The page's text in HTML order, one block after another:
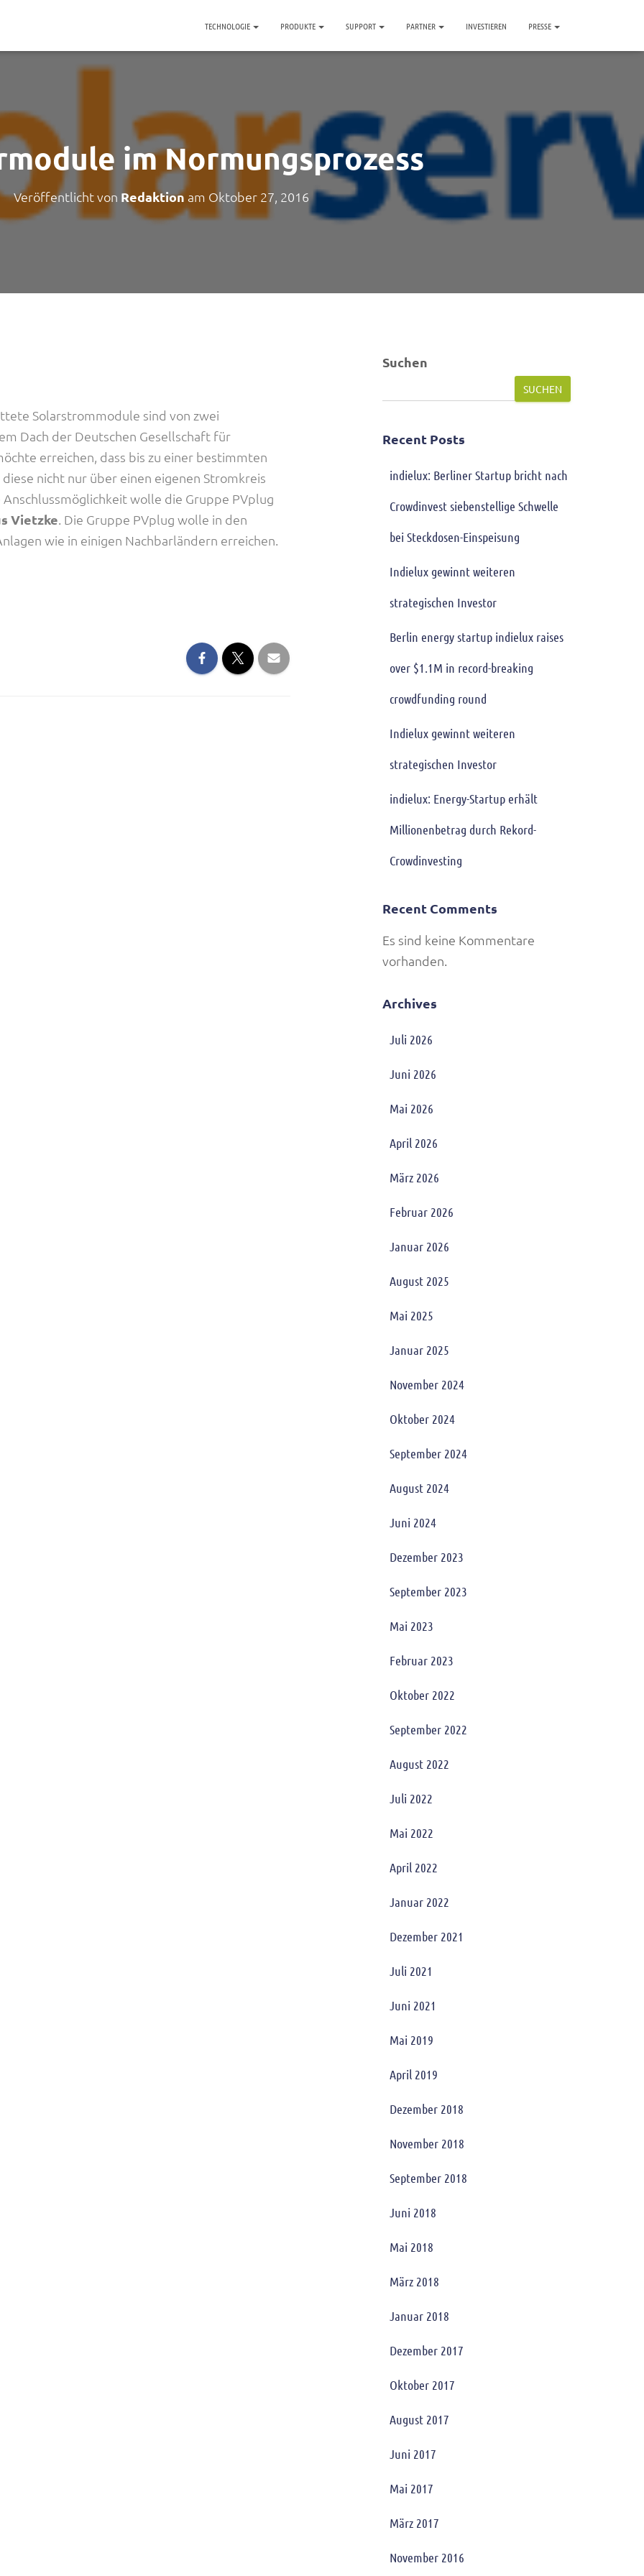
TECHNOLOGIE PRODUKTE SUPPORT PARTNER INVESTIEREN PRESSE
im Normungsprozess
Veröffentlicht von Redaktionam Oktober 27, 2016
Solarstrommodule sind von zwei
Dach der Deutschen Gesellschaft für
erreichen, dass bis zu einer bestimmten
nicht nur über einen eigenen Stromkreis
wolle die Gruppe PVplug
Vietzke. Die Gruppe PVplug wolle in den
wie in einigen Nachbarländern erreichen.
Suchen
SUCHEN
Recent Posts
indielux: Berliner Startup bricht nach
Crowdinvest siebenstellige Schwelle
bei Steckdosen-Einspeisung
Indielux gewinnt weiteren
strategischen Investor
Berlin energy startup indielux raises
over $1.1M in record-breaking
crowdfunding round
Indielux gewinnt weiteren
strategischen Investor
indielux: Energy-Startup erhält
Millionenbetrag durch Rekord-
Crowdinvesting
Recent Comments
Es sind keine Kommentare
vorhanden.
Archives
Juli 2026
Juni 2026
Mai 2026
April 2026
März 2026
Februar 2026
Januar 2026
August 2025
Mai 2025
Januar 2025
November 2024
Oktober 2024
September 2024
August 2024
Juni 2024
Dezember 2023
September 2023
Mai 2023
Februar 2023
Oktober 2022
September 2022
August 2022
Juli 2022
Mai 2022
April 2022
Januar 2022
Dezember 2021
Juli 2021
Juni 2021
Mai 2019
April 2019
Dezember 2018
November 2018
September 2018
Juni 2018
Mai 2018
März 2018
Januar 2018
Dezember 2017
Oktober 2017
August 2017
Juni 2017
Mai 2017
März 2017
November 2016